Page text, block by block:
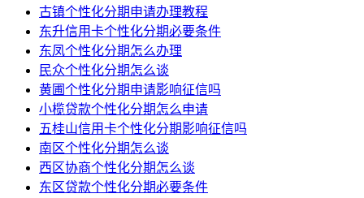
古镇个性化分期申请办理教程
东升信用卡个性化分期必要条件
东凤个性化分期怎么办理
民众个性化分期怎么谈
黄圃个性化分期申请影响征信吗
小榄贷款个性化分期怎么申请
五桂山信用卡个性化分期影响征信吗
南区个性化分期怎么谈
西区协商个性化分期怎么谈
东区贷款个性化分期必要条件